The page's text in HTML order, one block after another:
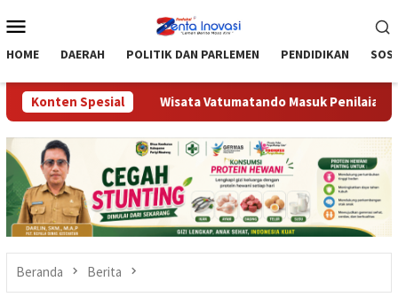
ke
Mobile
HOME DAERAH POLITIK DAN PARLEMEN PENDIDIKAN
Konten Spesial
UMKM Wisata Vatumatando Masuk Penilaian Desa
Beranda Berita